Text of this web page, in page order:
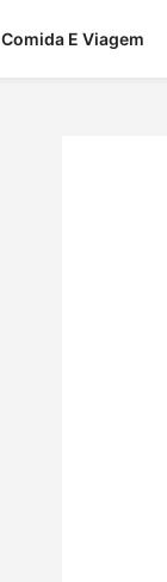
Сomida E Viagem